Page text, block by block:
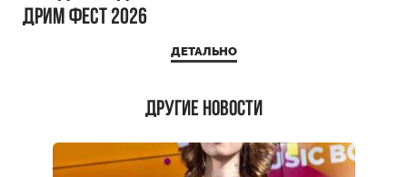
ДРИМ ФЕСТ 2026
ДЕТАЛЬНО
Другие новости